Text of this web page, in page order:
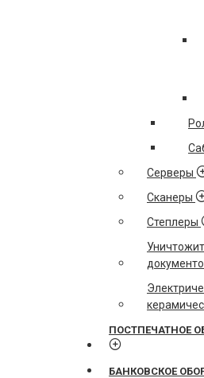
Серверы
Сканеры
Степлеры
ПОСТПЕЧАТНОЕ
БАНКОВСКОЕ